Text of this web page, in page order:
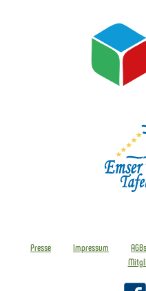
Presse Impressum AGBs